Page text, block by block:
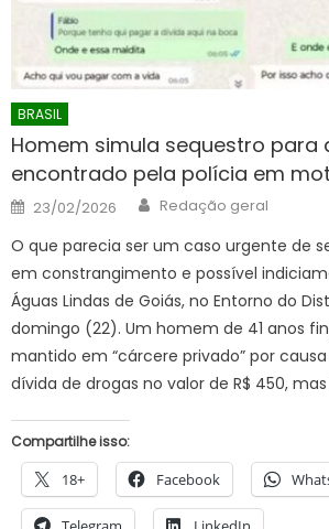
BRASIL
Homem simula sequestro para
encontrado pela polícia em
Posted
on
23/02/2026 Author
Redação geral
O que parecia ser um caso urgente de
em constrangimento e possível
Águas Lindas de Goiás, no Entorno do
domingo (22). Um homem de 41 anos
mantido em “cárcere privado” por
dívida de drogas no valor de R$ 450, mas
Compartilhe isso:
18+ Facebook